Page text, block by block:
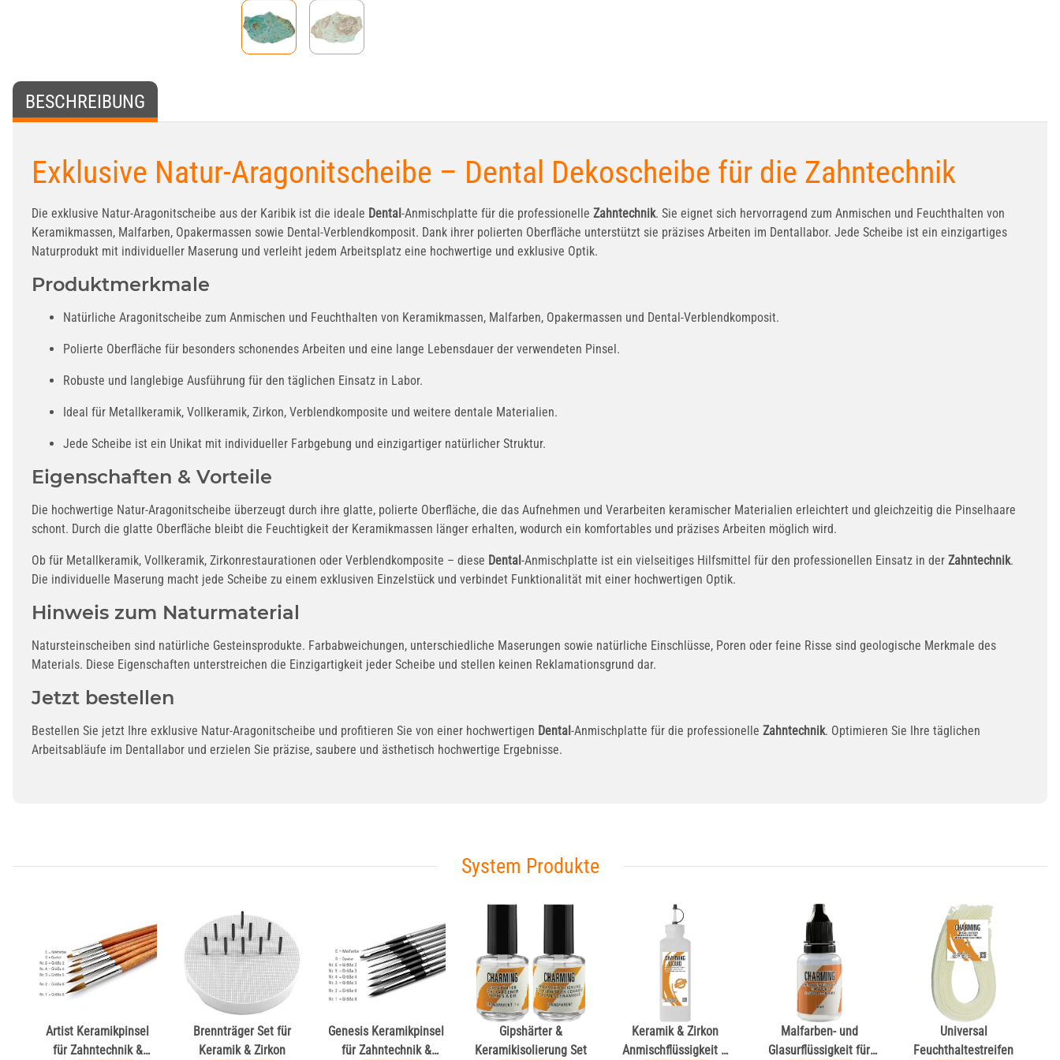
BESCHREIBUNG
Exklusive Natur-Aragonitscheibe – Dental Dekoscheibe für die Zahntechnik
Die exklusive Natur-Aragonitscheibe aus der Karibik ist die ideale Dental -Anmischplatte für die professionelle Zahntechnik. Sie eignet sich hervorragend zum Anmischen und Feuchthalten von
Keramikmassen, Malfarben, Opakermassen sowie Dental-Verblendkomposit. Dank ihrer polierten Oberfläche unterstützt sie präzises Arbeiten im Dentallabor. Jede Scheibe ist ein einzigartiges
Naturprodukt mit individueller Maserung und verleiht jedem Arbeitsplatz eine hochwertige und exklusive Optik.
Produktmerkmale
Natürliche Aragonitscheibe zum Anmischen und Feuchthalten von Keramikmassen, Malfarben, Opakermassen und Dental-Verblendkomposit.
Polierte Oberfläche für besonders schonendes Arbeiten und eine lange Lebensdauer der verwendeten Pinsel.
Robuste und langlebige Ausführung für den täglichen Einsatz in Labor.
Ideal für Metallkeramik, Vollkeramik, Zirkon, Verblendkomposite und weitere dentale Materialien.
Jede Scheibe ist ein Unikat mit individueller Farbgebung und einzigartiger natürlicher Struktur.
Eigenschaften & Vorteile
Die hochwertige Natur-Aragonitscheibe überzeugt durch ihre glatte, polierte Oberfläche, die das Aufnehmen und Verarbeiten keramischer Materialien erleichtert und gleichzeitig die Pinselhaare
schont. Durch die glatte Oberfläche bleibt die Feuchtigkeit der Keramikmassen länger erhalten, wodurch ein komfortables und präzises Arbeiten möglich wird.
Ob für Metallkeramik, Vollkeramik, Zirkonrestaurationen oder Verblendkomposite – diese Dental -Anmischplatte ist ein vielseitiges Hilfsmittel für den professionellen Einsatz in der Zahntechnik.
Die individuelle Maserung macht jede Scheibe zu einem exklusiven Einzelstück und verbindet Funktionalität mit einer hochwertigen Optik.
Hinweis zum Naturmaterial
Natursteinscheiben sind natürliche Gesteinsprodukte. Farbabweichungen, unterschiedliche Maserungen sowie natürliche Einschlüsse, Poren oder feine Risse sind geologische Merkmale des
Materials. Diese Eigenschaften unterstreichen die Einzigartigkeit jeder Scheibe und stellen keinen Reklamationsgrund dar.
Jetzt bestellen
Bestellen Sie jetzt Ihre exklusive Natur-Aragonitscheibe und profitieren Sie von einer hochwertigen Dental -Anmischplatte für die professionelle Zahntechnik. Optimieren Sie Ihre täglichen
Arbeitsabläufe im Dentallabor und erzielen Sie präzise, saubere und ästhetisch hochwertige Ergebnisse.
System Produkte
Artist Keramikpinsel
für Zahntechnik &
Brennträger Set für
Keramik & Zirkon
Genesis Keramikpinsel
für Zahntechnik &
Gipshärter &
Keramikisolierung Set
Keramik & Zirkon
Anmischflüssigkeit –
Malfarben- und
Glasurflüssigkeit für
Universal
Feuchthaltestreifen